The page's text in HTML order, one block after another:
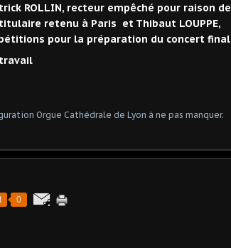
ROLLIN, recteur empêché pour raison de
retenu à Paris et Thibaut LOUPPE,
pour la préparation du concert final
travail
0